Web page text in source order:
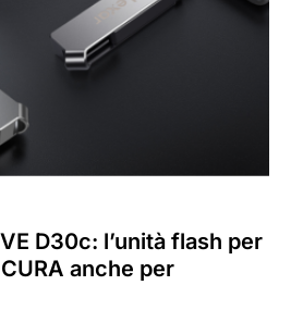
D30c: l’unità flash per
anche per